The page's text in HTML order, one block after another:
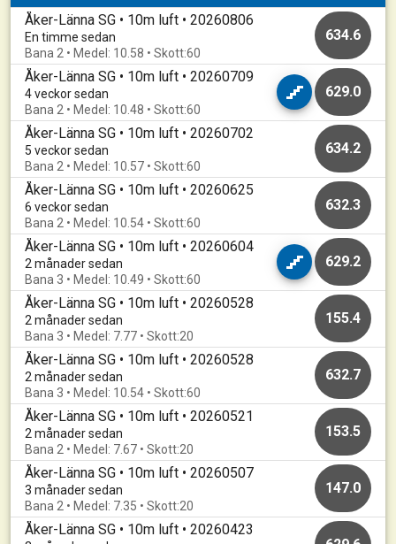
Åker-Länna SG • 10m luft • 20260806
En timme sedan
Bana 2 • Medel: 10.58 • Skott:60
634.6
Åker-Länna SG • 10m luft • 20260709
4 veckor sedan
Bana 2 • Medel: 10.48 • Skott:60
629.0
Åker-Länna SG • 10m luft • 20260702
5 veckor sedan
Bana 2 • Medel: 10.57 • Skott:60
634.2
Åker-Länna SG • 10m luft • 20260625
6 veckor sedan
Bana 2 • Medel: 10.54 • Skott:60
632.3
Åker-Länna SG • 10m luft • 20260604
2 månader sedan
Bana 3 • Medel: 10.49 • Skott:60
629.2
Åker-Länna SG • 10m luft • 20260528
2 månader sedan
Bana 3 • Medel: 7.77 • Skott:20
155.4
Åker-Länna SG • 10m luft • 20260528
2 månader sedan
Bana 3 • Medel: 10.54 • Skott:60
632.7
Åker-Länna SG • 10m luft • 20260521
2 månader sedan
Bana 2 • Medel: 7.67 • Skott:20
153.5
Åker-Länna SG • 10m luft • 20260507
3 månader sedan
Bana 2 • Medel: 7.35 • Skott:20
147.0
Åker-Länna SG • 10m luft • 20260423